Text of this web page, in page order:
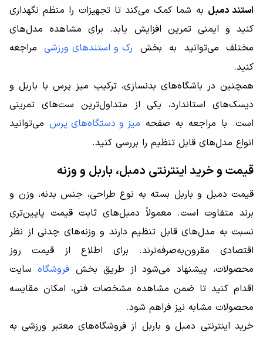
استند دمبل به شما کمک می‌کند تا تجهیزات را منظم نگهداری
کنید و ایمنی تمرین افزایش یابد. برای مشاهده مدل‌های
مختلف می‌توانید به بخش رک و استندهای ورزشیمراجعه
کنید.
همچنین در باشگاه‌های بدنسازی، ترکیب میز پرس با باربل و
دیسک‌های استاندارد، یکی از متداول‌ترین ست‌های تمرینی
است. با مراجعه به صفحه میز و دستگاه‌های پرسمی‌توانید
انواع مدل‌های قابل تنظیم را بررسی کنید.
قیمت و خرید اینترنتی دمبل، باربل و وزنه
قیمت دمبل و باربل بسته به نوع طراحی، جنس بدنه، وزن و
برند متفاوت است. معمولاً دمبل‌های ثابت قیمت پایین‌تری
نسبت به مدل‌های قابل تنظیم دارند و وزنه‌های چدنی از نظر
اقتصادی مقرون‌به‌صرفه‌ترند. برای اطلاع از قیمت روز
محصولات، پیشنهاد می‌شود از طریق بخش فروشگاهسایت
اقدام کنید تا ضمن مشاهده مشخصات فنی، امکان مقایسه
محصولات مشابه نیز فراهم شود.
خرید اینترنتی دمبل و باربل از فروشگاه‌های معتبر ورزشی به